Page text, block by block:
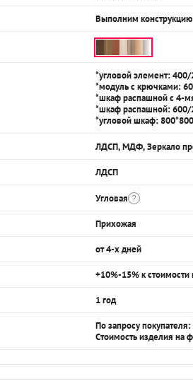
Выполним
*угловой элемент:
*модуль с крючками:
*шкаф распашной с 4-
*шкаф распашной:
*угловой шкаф:
ЛДСП, МДФ, Зеркало
ЛДСП
Угловая
Прихожая
от 4-х дней
+10%-15% к стоимости
1 год
По запросу
Стоимость изделия на